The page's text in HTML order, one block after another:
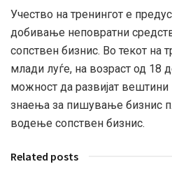
Учество на тренингот е
добивање неповратни
сопствен бизнис. Во текот на
млади луѓе, на возраст од 18
можност да развијат
знаења за пишување бизнис
водење сопствен бизнис.
Related posts